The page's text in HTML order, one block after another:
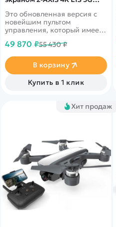
Это обновленная версия с
новейшим пультом
управления, который имеет
цветной экран высокой
49 870 ₽55 430 ₽
В корзину
Купить в 1 клик
Хит продаж
Вертолеты
Катера
Роботы
Самолеты
Сборные модели
Детские электромобили
Спецтехника
Железные дороги
Блог
Статьи про беспилотники
Обзор квадрокоптеров
Аренда Квадрокоптеров
Покупка в кредит
Контакты
Отследить заказ
Оплата на сайте